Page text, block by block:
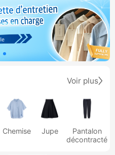
Voir plus
Chemise Jupe
Pantalon
décontracté